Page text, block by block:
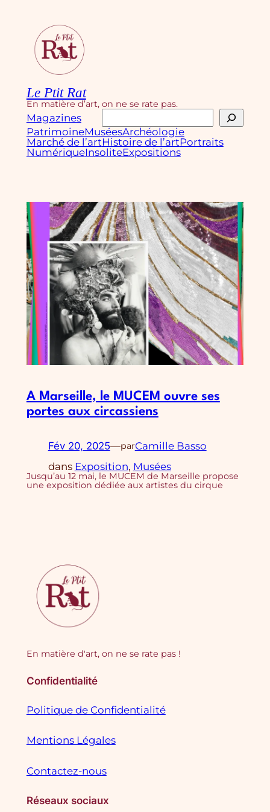
contenu
Le Ptit Rat
En matière d’art, on ne se rate pas.
Magazines
Rechercher
PatrimoineMuséesArchéologie
Marché de l’artHistoire de l’artPortraits
NumériqueInsoliteExpositions
A Marseille, le MUCEM ouvre ses
portes aux circassiens
Fév 20, 2025—parCamille Basso
dans Exposition, Musées
Jusqu’au 12 mai, le MUCEM de Marseille propose
une exposition dédiée aux artistes du cirque
En matière d'art, on ne se rate pas !
Confidentialité
Politique de Confidentialité
Mentions Légales
Contactez-nous
Réseaux sociaux